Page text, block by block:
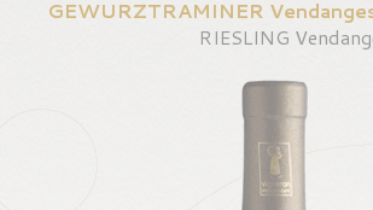
Vins
Événements
Visite
Boutique
GEWURZTRAMINER
RIESLING